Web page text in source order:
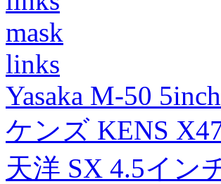
mask
links
Yasaka M-50
ケンズ KENS
天洋 SX 4.5イン